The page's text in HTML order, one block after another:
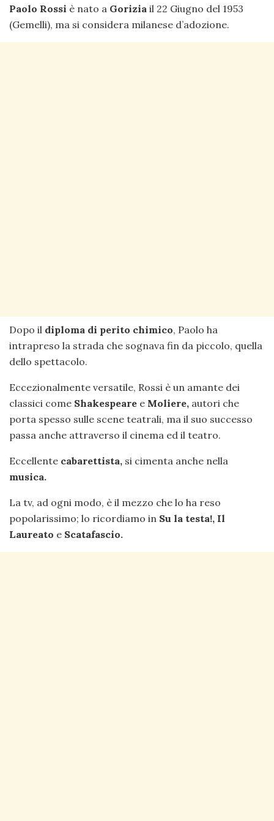
Paolo Rossi è nato a Gorizia il 22 Giugno del 1953
(Gemelli), ma si considera milanese d’adozione.
Dopo il diploma di perito chimico, Paolo ha
intrapreso la strada che sognava fin da piccolo, quella
dello spettacolo.
Eccezionalmente versatile, Rossi è un amante dei
classici come Shakespeare e Moliere, autori che
porta spesso sulle scene teatrali, ma il suo successo
passa anche attraverso il cinema ed il teatro.
Eccellente cabarettista, si cimenta anche nella
musica.
La tv, ad ogni modo, è il mezzo che lo ha reso
popolarissimo; lo ricordiamo in Su la testa!, Il
Laureato e Scatafascio.